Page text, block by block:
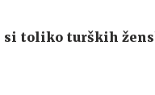
si toliko turških